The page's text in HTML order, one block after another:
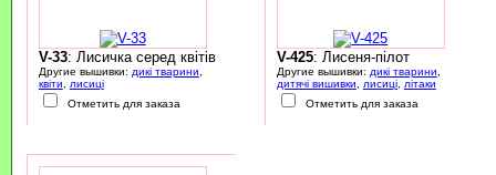
V-33: Лисичка серед квітів
Другие вышивки: дикі тварини
квіти
лисиці
Отметить для заказа
V-425: Лисеня-пілот
Другие вышивки: дикі тварини
дитячі вишивки
лисиці,
літаки
Отметить для заказа